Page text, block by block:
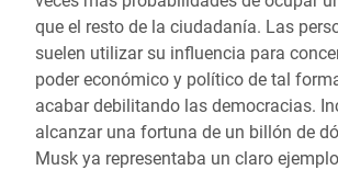
que el resto de la ciudadanía. Las
suelen utilizar su influencia para
poder económico y político de tal
acabar debilitando las democracias.
alcanzar una fortuna de un billón de
Musk ya representaba un claro